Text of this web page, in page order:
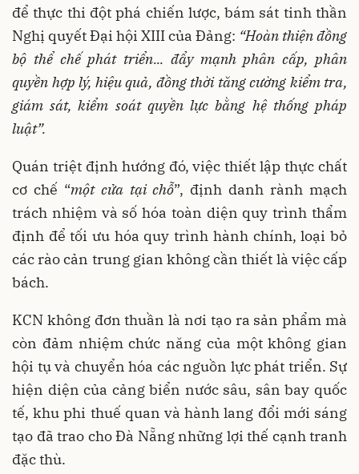
để thực thi đột phá chiến lược, bám sát tinh thần
Nghị quyết Đại hội XIII của Đảng: “Hoàn thiện đồng
bộ thể chế phát triển... đẩy mạnh phân cấp, phân
quyền hợp lý, hiệu quả, đồng thời tăng cường kiểm tra,
giám sát, kiểm soát quyền lực bằng hệ thống pháp
luật”.
Quán triệt định hướng đó, việc thiết lập thực chất
cơ chế “một cửa tại chỗ”, định danh rành mạch
trách nhiệm và số hóa toàn diện quy trình thẩm
định để tối ưu hóa quy trình hành chính, loại bỏ
các rào cản trung gian không cần thiết là việc cấp
bách.
KCN không đơn thuần là nơi tạo ra sản phẩm mà
còn đảm nhiệm chức năng của một không gian
hội tụ và chuyển hóa các nguồn lực phát triển. Sự
hiện diện của cảng biển nước sâu, sân bay quốc
tế, khu phi thuế quan và hành lang đổi mới sáng
tạo đã trao cho Đà Nẵng những lợi thế cạnh tranh
đặc thù.